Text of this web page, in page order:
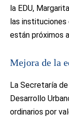
la EDU,
las instituciones
están próximos
Mejora de la
La Secretaría
Desarrollo
ordinarios por